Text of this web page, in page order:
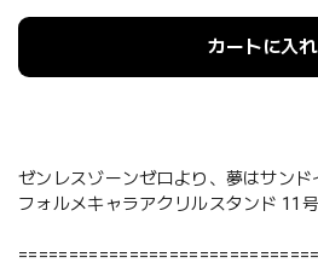
カートに入
ゼンレスゾーンゼロより、夢はサン
フォルメキャラアクリルスタンド 11号